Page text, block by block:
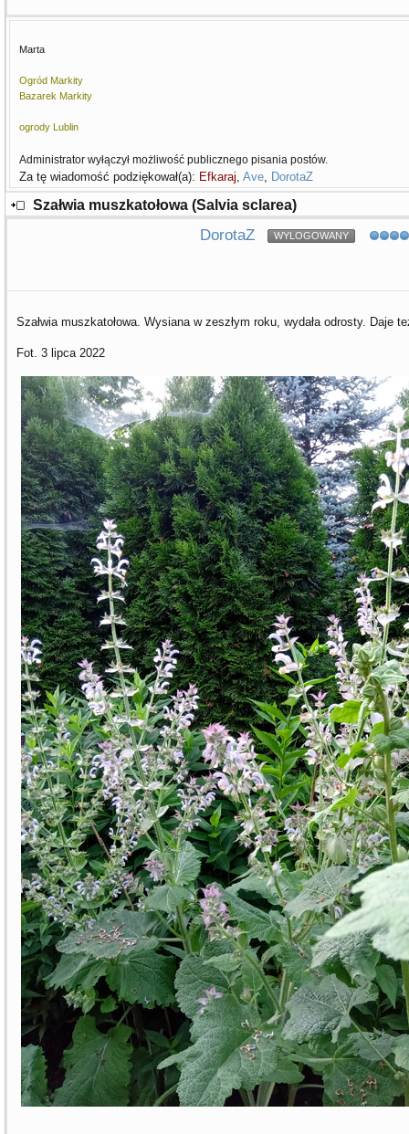
Marta
Ogród Markity
Bazarek Markity
ogrody Lublin
Administrator wyłączył możliwość publicznego pisania postów.
Za tę wiadomość podziękował(a): Efkaraj, Ave, DorotaZ
Szałwia muszkatołowa (Salvia sclarea)
DorotaZ WYLOGOWANY
Szałwia muszkatołowa. Wysiana w zeszłym roku, wydała odrosty. Daje
Fot. 3 lipca 2022